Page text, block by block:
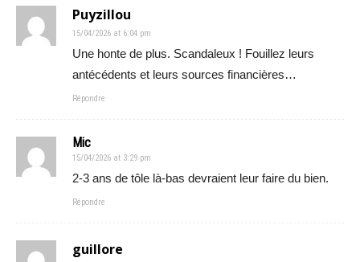
Puyzillou
15/04/2026 at 6:04 pm
Une honte de plus. Scandaleux ! Fouillez leurs
antécédents et leurs sources financières…
Répondre
Mic
15/04/2026 at 3:29 pm
2-3 ans de tôle là-bas devraient leur faire du bien.
Répondre
guillore